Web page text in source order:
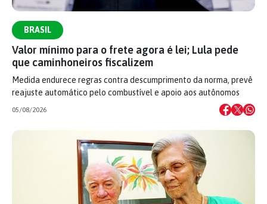
BRASIL
Valor mínimo para o frete agora é lei; Lula pede
que caminhoneiros fiscalizem
Medida endurece regras contra descumprimento da norma, prevê
reajuste automático pelo combustível e apoio aos autônomos
05/08/2026